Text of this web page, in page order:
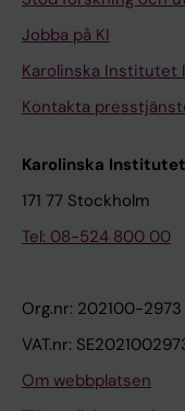
Jobba på KI
Karolinska Institutet
Kontakta
Karolinska Institutet
171 77 Stockholm
Tel: 08-524 800 00
Org.nr: 202100-2973
VAT.nr:
Om webbplatsen